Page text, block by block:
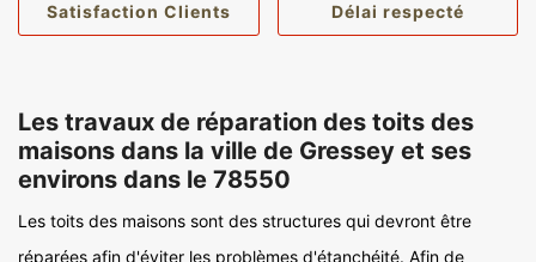
Satisfaction Clients Délai respecté
Les travaux de réparation des toits des
maisons dans la ville de Gressey et ses
environs dans le 78550
Les toits des maisons sont des structures qui devront être
réparées afin d'éviter les problèmes d'étanchéité. Afin de